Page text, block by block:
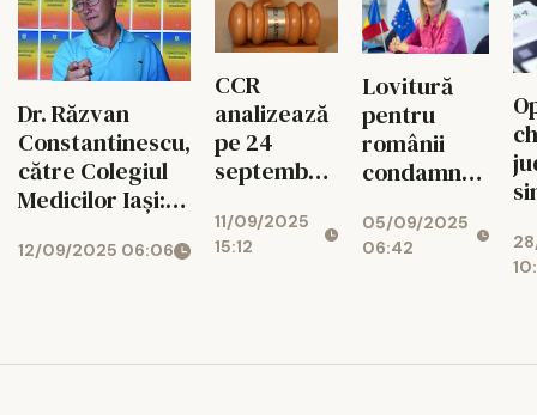
actul a fost
emis
nelegal
Dr. Răzvan
Constantinescu,
către Colegiul
Medicilor Iași:
autorităților și
eroarea, să-și
12/09/2025 06:06
CCR
analizează
pe 24
septembrie
AUR
împotriva
Guvernul
11/09/2025
15:12
Lovitură
pentru
românii
condamnați
din țară -
România
CJUE. Alina
05/09/2025
06:42